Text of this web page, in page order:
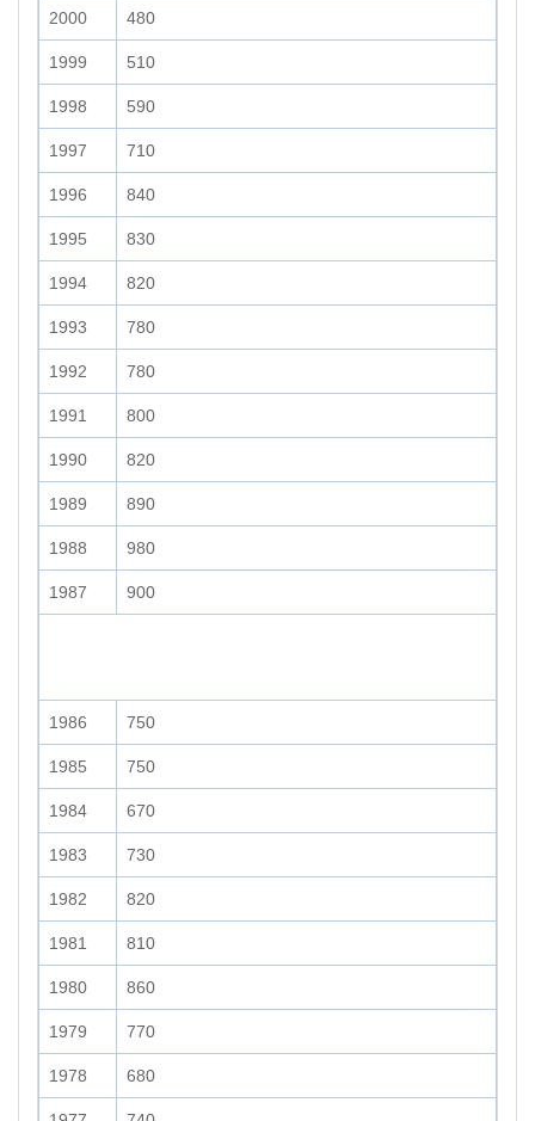
2000 480
1999 510
1998 590
1997 710
1996 840
1995 830
1994 820
1993 780
1992 780
1991 800
1990 820
1989 890
1988 980
1987 900
1986 750
1985 750
1984 670
1983 730
1982 820
1981 810
1980 860
1979 770
1978 680